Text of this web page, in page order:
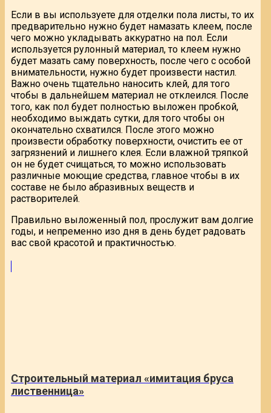
Если в вы используете для отделки пола листы, то их
предварительно нужно будет намазать клеем, после
чего можно укладывать аккуратно на пол. Если
используется рулонный материал, то клеем нужно
будет мазать саму поверхность, после чего с особой
внимательности, нужно будет произвести настил.
Важно очень тщательно наносить клей, для того
чтобы в дальнейшем материал не отклеился. После
того, как пол будет полностью выложен пробкой,
необходимо выждать сутки, для того чтобы он
окончательно схватился. После этого можно
произвести обработку поверхности, очистить ее от
загрязнений и лишнего клея. Если влажной тряпкой
он не будет счищаться, то можно использовать
различные моющие средства, главное чтобы в их
составе не было абразивных веществ и
растворителей.
Правильно выложенный пол, прослужит вам долгие
годы, и непременно изо дня в день будет радовать
вас свой красотой и практичностью.
Строительный материал «имитация бруса
лиственница»